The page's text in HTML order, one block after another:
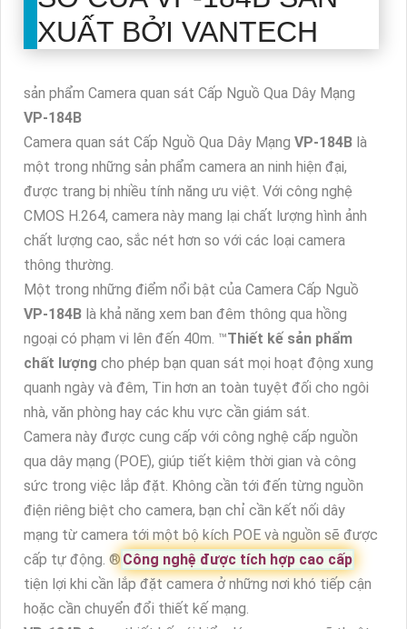
XUẤT BỞI VANTECH
sản phẩm Camera quan sát Cấp Nguồ Qua Dây Mạng
VP-184B
Camera quan sát Cấp Nguồ Qua Dây Mạng VP-184B là
một trong những sản phẩm camera an ninh hiện đại,
được trang bị nhiều tính năng ưu việt. Với công nghệ
CMOS H.264, camera này mang lại chất lượng hình ảnh
chất lượng cao, sắc nét hơn so với các loại camera
thông thường.
Một trong những điểm nổi bật của Camera Cấp Nguồ
VP-184B là khả năng xem ban đêm thông qua hồng
ngoại có phạm vi lên đến 40m. ™️Thiết kế sản phẩm
chất lượng cho phép bạn quan sát mọi hoạt động xung
quanh ngày và đêm, Tin hơn an toàn tuyệt đối cho ngôi
nhà, văn phòng hay các khu vực cần giám sát.
Camera này được cung cấp với công nghệ cấp nguồn
qua dây mạng (POE), giúp tiết kiệm thời gian và công
sức trong việc lắp đặt. Không cần tới đến từng nguồn
điện riêng biệt cho camera, bạn chỉ cần kết nối dây
mạng từ camera tới một bộ kích POE và nguồn sẽ được
cấp tự động. ®️ Công nghệ được tích hợp cao cấp
tiện lợi khi cần lắp đặt camera ở những nơi khó tiếp cận
hoặc cần chuyển đổi thiết kế mạng.